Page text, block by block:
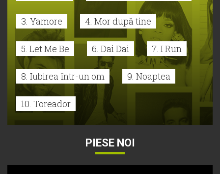
3. Yamore 4. Mor după tine
5. Let Me Be 6. Dai Dai 7. I Run
8. Iubirea într-un om 9. Noaptea
10. Toreador
PIESE NOI